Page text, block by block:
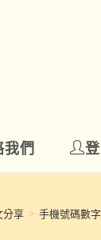
我們
分享 > 手機號碼數